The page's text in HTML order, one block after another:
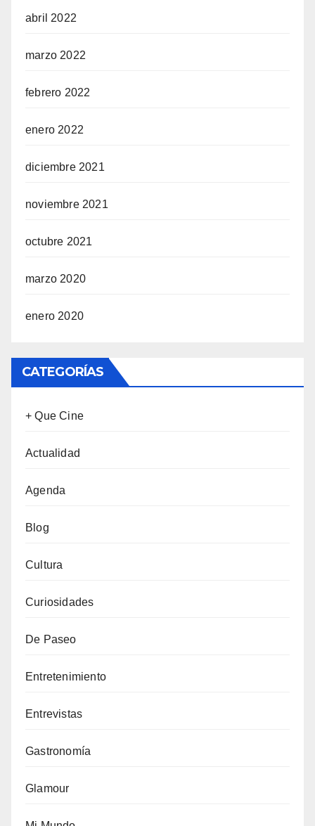
abril 2022
marzo 2022
febrero 2022
enero 2022
diciembre 2021
noviembre 2021
octubre 2021
marzo 2020
enero 2020
CATEGORÍAS
+ Que Cine
Actualidad
Agenda
Blog
Cultura
Curiosidades
De Paseo
Entretenimiento
Entrevistas
Gastronomía
Glamour